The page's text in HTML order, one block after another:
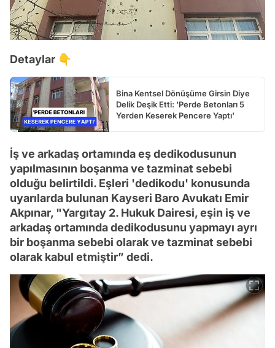
Detaylar 👇
Bina Kentsel Dönüşüme Girsin Diye
Delik Deşik Etti: 'Perde Betonları 5
Yerden Keserek Pencere Yaptı'
İş ve arkadaş ortamında eş dedikodusunun
yapılmasının boşanma ve tazminat sebebi
olduğu belirtildi. Eşleri 'dedikodu' konusunda
uyarılarda bulunan Kayseri Baro Avukatı Emir
Akpınar, "Yargıtay 2. Hukuk Dairesi, eşin iş ve
arkadaş ortamında dedikodusunu yapmayı ayrı
bir boşanma sebebi olarak ve tazminat sebebi
olarak kabul etmiştir” dedi.